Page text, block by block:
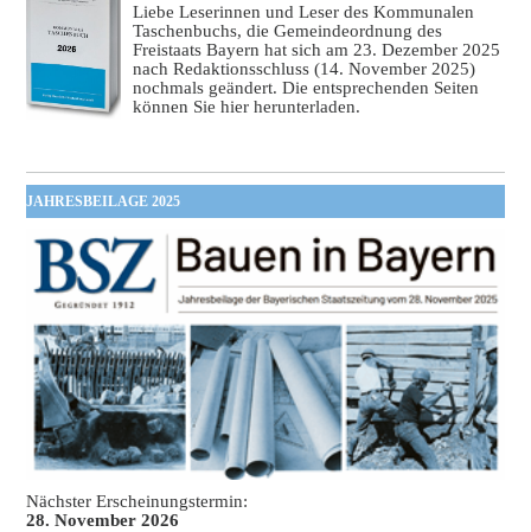
Liebe Leserinnen und Leser des Kommunalen
Taschenbuchs, die Gemeindeordnung des
Freistaats Bayern hat sich am 23. Dezember 2025
nach Redaktionsschluss (14. November 2025)
nochmals geändert. Die entsprechenden Seiten
können Sie hier herunterladen.
JAHRESBEILAGE 2025
Nächster Erscheinungstermin:
28. November 2026